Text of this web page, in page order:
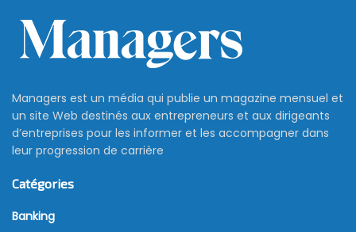
Managers est un média qui publie un magazine mensuel et
un site Web destinés aux entrepreneurs et aux dirigeants
d’entreprises pour les informer et les accompagner dans
leur progression de carrière
Catégories
Banking